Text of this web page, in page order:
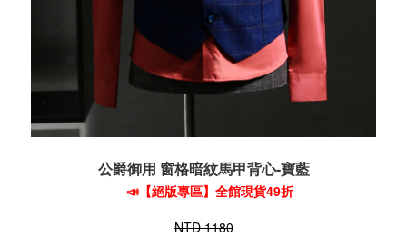
公爵御用 窗格暗紋馬甲背心-寶藍
📣【絕版專區】全館現貨49折
NTD 1180